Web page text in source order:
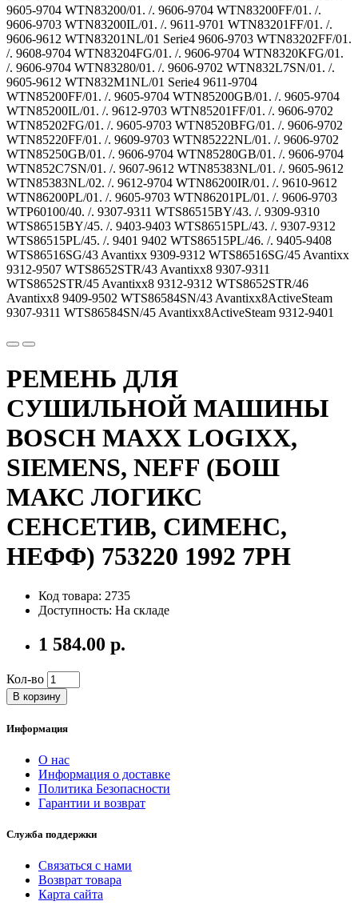
РЕМЕНЬ ДЛЯ
СУШИЛЬНОЙ МАШИНЫ
BOSCH MAXX LOGIXX,
SIEMENS, NEFF (БОШ
МАКС ЛОГИКС
СЕНСЕТИВ, СИМЕНС,
НЕФФ) 753220 1992 7PH
Код товара: 2735
Доступность: На складе
1 584.00 р.
Кол-во
В корзину
Информация
О нас
Информация о доставке
Политика Безопасности
Гарантии и возврат
Служба поддержки
Связаться с нами
Возврат товара
Карта сайта